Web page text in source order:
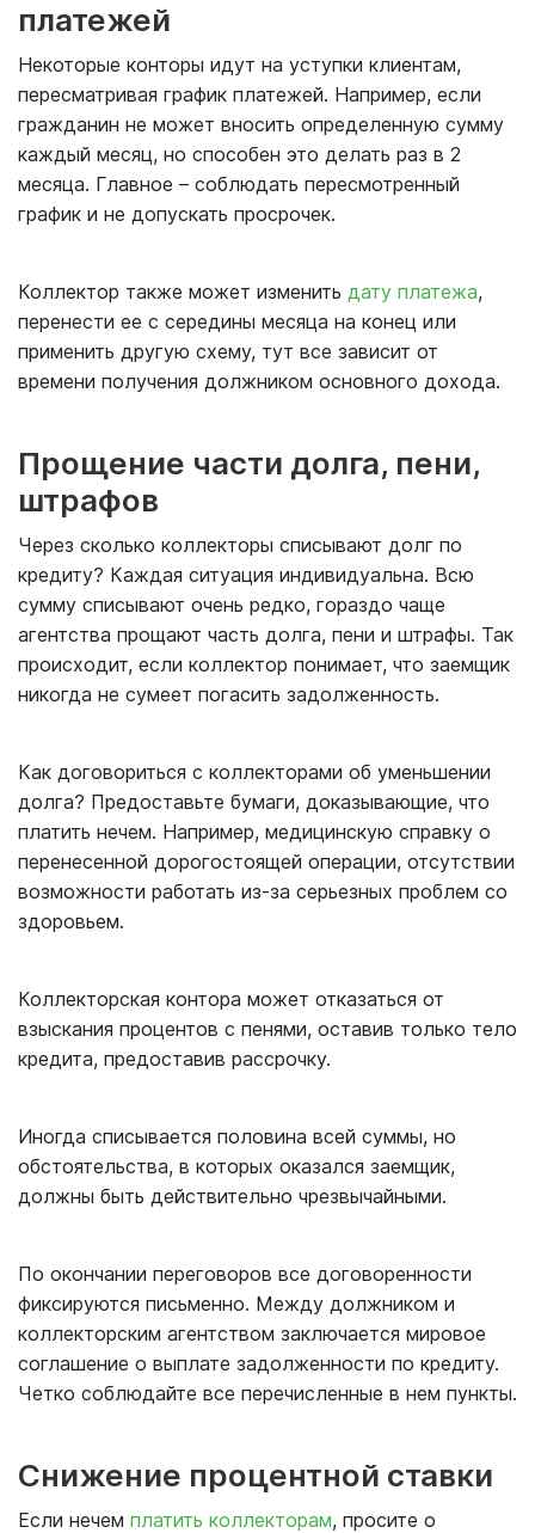
платежей
Некоторые конторы идут на уступки клиентам,
пересматривая график платежей. Например, если
гражданин не может вносить определенную сумму
каждый месяц, но способен это делать раз в 2
месяца. Главное – соблюдать пересмотренный
график и не допускать просрочек.
Коллектор также может изменить дату платежа,
перенести ее с середины месяца на конец или
применить другую схему, тут все зависит от
времени получения должником основного дохода.
Прощение части долга, пени,
штрафов
Через сколько коллекторы списывают долг по
кредиту? Каждая ситуация индивидуальна. Всю
сумму списывают очень редко, гораздо чаще
агентства прощают часть долга, пени и штрафы. Так
происходит, если коллектор понимает, что заемщик
никогда не сумеет погасить задолженность.
Как договориться с коллекторами об уменьшении
долга? Предоставьте бумаги, доказывающие, что
платить нечем. Например, медицинскую справку о
перенесенной дорогостоящей операции, отсутствии
возможности работать из-за серьезных проблем со
здоровьем.
Коллекторская контора может отказаться от
взыскания процентов с пенями, оставив только тело
кредита, предоставив рассрочку.
Иногда списывается половина всей суммы, но
обстоятельства, в которых оказался заемщик,
должны быть действительно чрезвычайными.
По окончании переговоров все договоренности
фиксируются письменно. Между должником и
коллекторским агентством заключается мировое
соглашение о выплате задолженности по кредиту.
Четко соблюдайте все перечисленные в нем пункты.
Снижение процентной ставки
Если нечем платить коллекторам, просите о